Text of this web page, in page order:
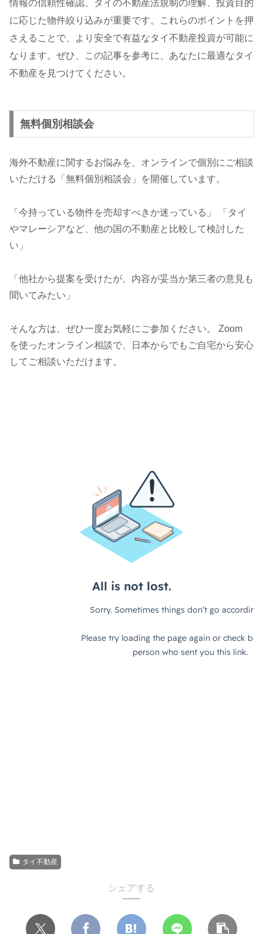
情報の信頼性確認、タイの不動産法規制の理解、投資目的
に応じた物件絞り込みが重要です。これらのポイントを押
さえることで、より安全で有益なタイ不動産投資が可能に
なります。ぜひ、この記事を参考に、あなたに最適なタイ
不動産を見つけてください。
無料個別相談会
海外不動産に関するお悩みを、オンラインで個別にご相談
いただける「無料個別相談会」を開催しています。
「今持っている物件を売却すべきか迷っている」 「タイ
やマレーシアなど、他の国の不動産と比較して検討した
い」
「他社から提案を受けたが、内容が妥当か第三者の意見も
聞いてみたい」
そんな方は、ぜひ一度お気軽にご参加ください。 Zoom
を使ったオンライン相談で、日本からでもご自宅から安心
してご相談いただけます。
タイ不動産
シェアする